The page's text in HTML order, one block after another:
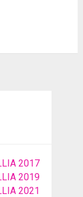
2017
2019
2021